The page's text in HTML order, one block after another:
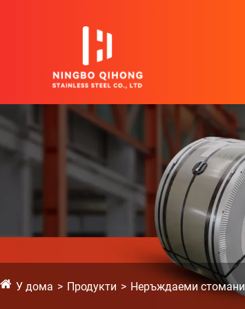
У дома Продукти Неръждаеми стомани